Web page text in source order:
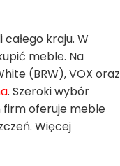
kraju. W
meble. Na
(BRW), VOX oraz
. Szeroki wybór
firm oferuje meble
Więcej